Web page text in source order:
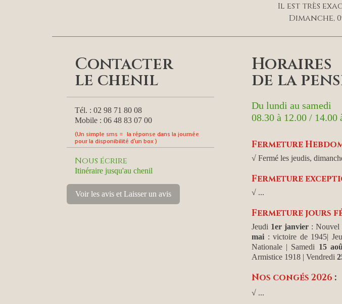
Il est très
Dimanche,
Contacter
le chenil
Tél. : 02 98 71 80 08
Mobile : 06 48 83 07 00
(Un simple sms = la réponse dans la journée
pour la disponibilité d'un box )
Nous écrire
Itinéraire jusqu'au chenil
Voir les avis et Laisser un avis
Horaires
de la
Du lundi au samedi
08.30 à 12.00 / 14.00
Fermeture
√ Fermé les jeudis,
Fermeture
√ ...
Fermeture jours
Jeudi 1er janvier : Nouvel
mai : victoire de 1945|
Nationale | Samedi 15
Armistice 1918 | Vendredi
Nos congés 2026 :
√ ...